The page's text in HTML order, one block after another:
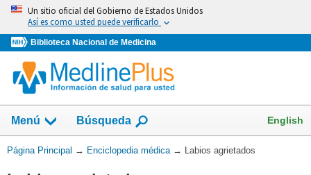
Omita
vaya
al
Contenido
Un sitio oficial del Gobierno de Estados Unidos
Así es como usted puede verificarlo
Biblioteca Nacional de Medicina
Menú Búsqueda English
Usted
Página Principal → Enciclopedia médica → Labios agrietados